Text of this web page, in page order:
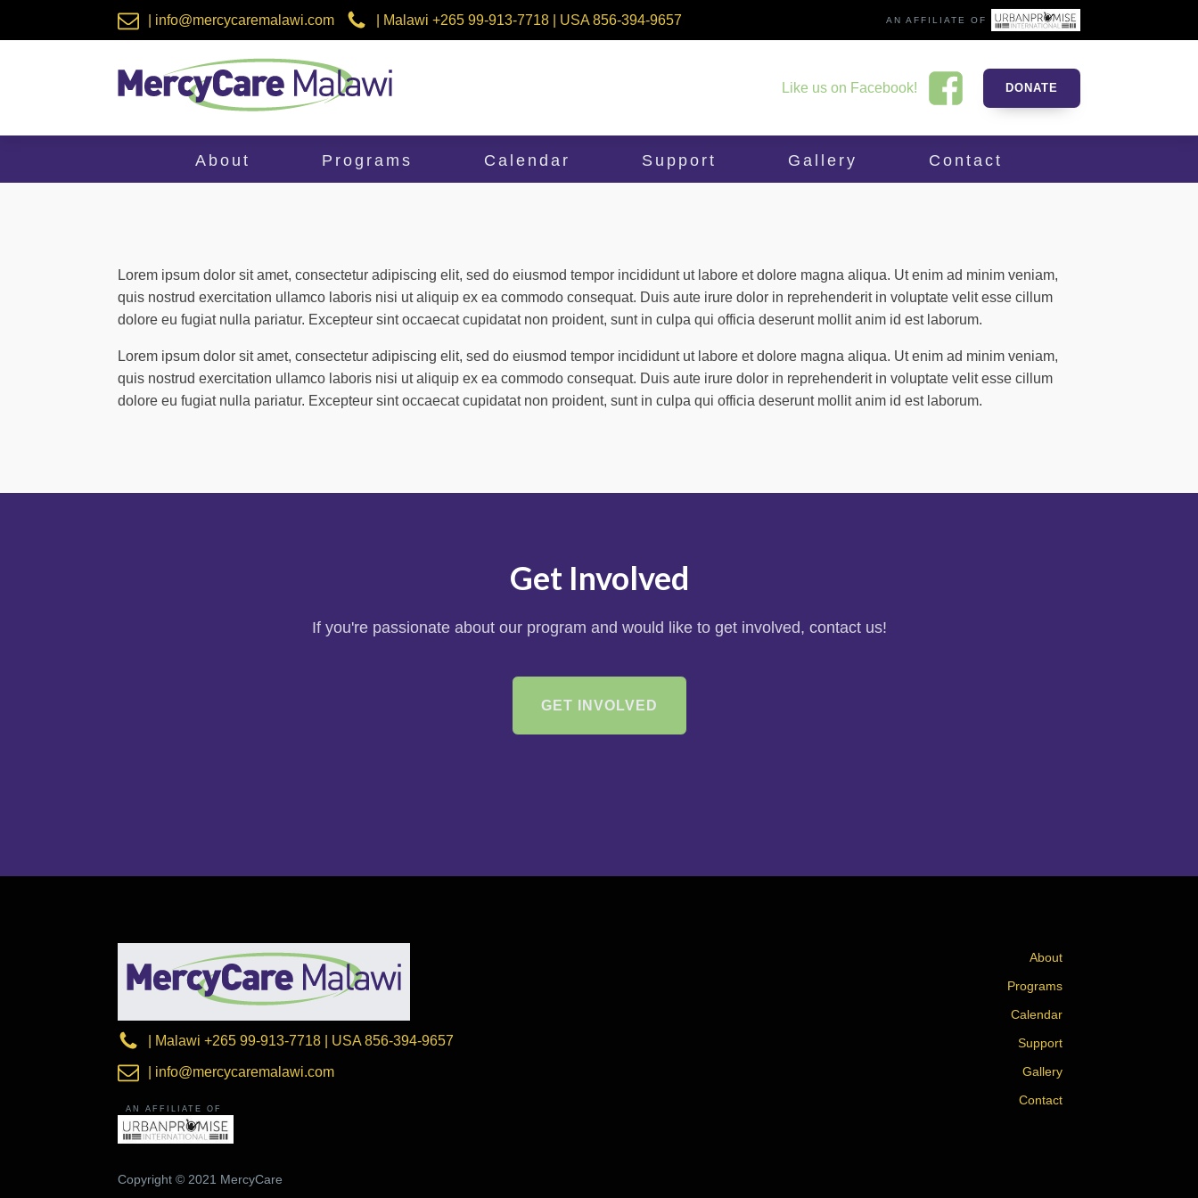
| info@mercycaremalawi.com | Malawi +265 99-913-7718 | USA 856-394-9657 AN AFFILIATE OF
Like us on Facebook! DONATE
About Programs Calendar Support Gallery Contact
Lorem ipsum dolor sit amet, consectetur adipiscing elit, sed do eiusmod tempor incididunt ut labore et dolore magna aliqua. Ut enim ad minim veniam,
quis nostrud exercitation ullamco laboris nisi ut aliquip ex ea commodo consequat. Duis aute irure dolor in reprehenderit in voluptate velit esse cillum
dolore eu fugiat nulla pariatur. Excepteur sint occaecat cupidatat non proident, sunt in culpa qui officia deserunt mollit anim id est laborum.
Lorem ipsum dolor sit amet, consectetur adipiscing elit, sed do eiusmod tempor incididunt ut labore et dolore magna aliqua. Ut enim ad minim veniam,
quis nostrud exercitation ullamco laboris nisi ut aliquip ex ea commodo consequat. Duis aute irure dolor in reprehenderit in voluptate velit esse cillum
dolore eu fugiat nulla pariatur. Excepteur sint occaecat cupidatat non proident, sunt in culpa qui officia deserunt mollit anim id est laborum.
Get Involved
If you're passionate about our program and would like to get involved, contact us!
GET INVOLVED
| Malawi +265 99-913-7718 | USA 856-394-9657
| info@mercycaremalawi.com
AN AFFILIATE OF
About
Programs
Calendar
Support
Gallery
Contact
Copyright © 2021 MercyCare